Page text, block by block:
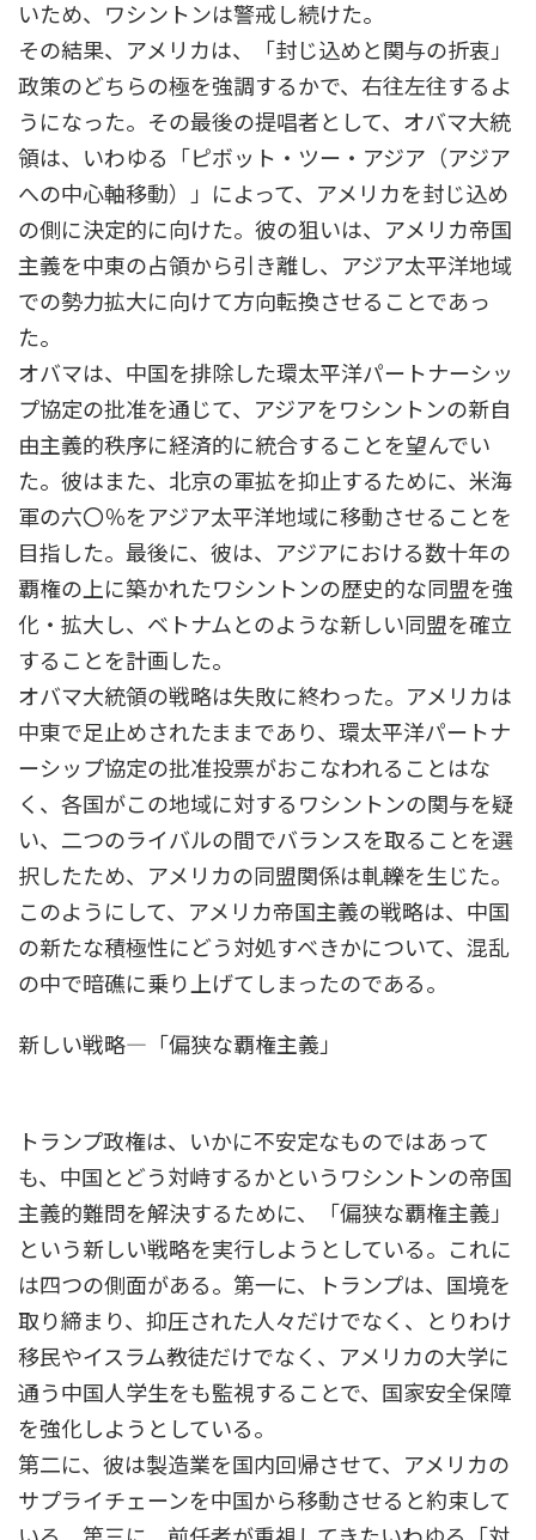
いため、ワシントンは警戒し続けた。
その結果、アメリカは、「封じ込めと関与の折衷」
政策のどちらの極を強調するかで、右往左往するよ
うになった。その最後の提唱者として、オバマ大統
領は、いわゆる「ピボット・ツー・アジア（アジア
への中心軸移動）」によって、アメリカを封じ込め
の側に決定的に向けた。彼の狙いは、アメリカ帝国
主義を中東の占領から引き離し、アジア太平洋地域
での勢力拡大に向けて方向転換させることであっ
た。
オバマは、中国を排除した環太平洋パートナーシッ
プ協定の批准を通じて、アジアをワシントンの新自
由主義的秩序に経済的に統合することを望んでい
た。彼はまた、北京の軍拡を抑止するために、米海
軍の六〇％をアジア太平洋地域に移動させることを
目指した。最後に、彼は、アジアにおける数十年の
覇権の上に築かれたワシントンの歴史的な同盟を強
化・拡大し、ベトナムとのような新しい同盟を確立
することを計画した。
オバマ大統領の戦略は失敗に終わった。アメリカは
中東で足止めされたままであり、環太平洋パートナ
ーシップ協定の批准投票がおこなわれることはな
く、各国がこの地域に対するワシントンの関与を疑
い、二つのライバルの間でバランスを取ることを選
択したため、アメリカの同盟関係は軋轢を生じた。
このようにして、アメリカ帝国主義の戦略は、中国
の新たな積極性にどう対処すべきかについて、混乱
の中で暗礁に乗り上げてしまったのである。
新しい戦略―「偏狭な覇権主義」
トランプ政権は、いかに不安定なものではあって
も、中国とどう対峙するかというワシントンの帝国
主義的難問を解決するために、「偏狭な覇権主義」
という新しい戦略を実行しようとしている。これに
は四つの側面がある。第一に、トランプは、国境を
取り締まり、抑圧された人々だけでなく、とりわけ
移民やイスラム教徒だけでなく、アメリカの大学に
通う中国人学生をも監視することで、国家安全保障
を強化しようとしている。
第二に、彼は製造業を国内回帰させて、アメリカの
サプライチェーンを中国から移動させると約束して